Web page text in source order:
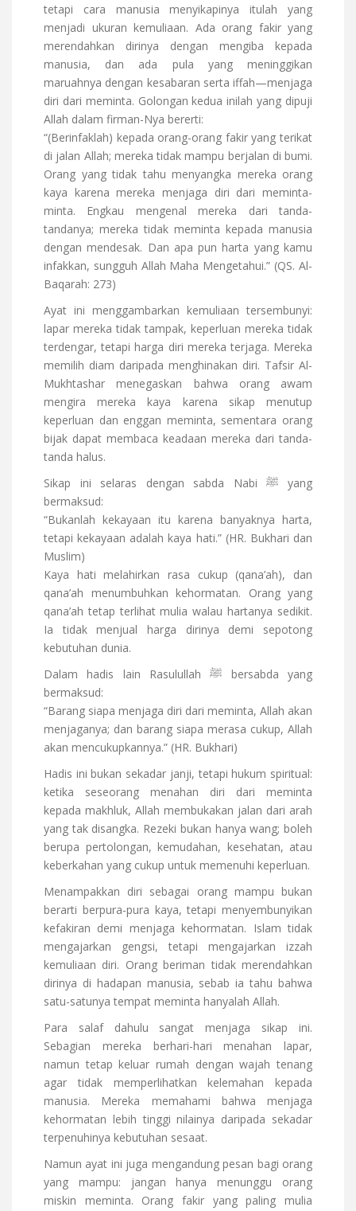
tetapi cara manusia menyikapinya itulah yang
menjadi ukuran kemuliaan. Ada orang fakir yang
merendahkan dirinya dengan mengiba kepada
manusia, dan ada pula yang meninggikan
maruahnya dengan kesabaran serta iffah—menjaga
diri dari meminta. Golongan kedua inilah yang dipuji
Allah dalam firman-Nya bererti:
“(Berinfaklah) kepada orang-orang fakir yang terikat
di jalan Allah; mereka tidak mampu berjalan di bumi.
Orang yang tidak tahu menyangka mereka orang
kaya karena mereka menjaga diri dari meminta-
minta. Engkau mengenal mereka dari tanda-
tandanya; mereka tidak meminta kepada manusia
dengan mendesak. Dan apa pun harta yang kamu
infakkan, sungguh Allah Maha Mengetahui.” (QS. Al-
Baqarah: 273)
Ayat ini menggambarkan kemuliaan tersembunyi:
lapar mereka tidak tampak, keperluan mereka tidak
terdengar, tetapi harga diri mereka terjaga. Mereka
memilih diam daripada menghinakan diri. Tafsir Al-
Mukhtashar menegaskan bahwa orang awam
mengira mereka kaya karena sikap menutup
keperluan dan enggan meminta, sementara orang
bijak dapat membaca keadaan mereka dari tanda-
tanda halus.
Sikap ini selaras dengan sabda Nabi ﷺ yang
bermaksud:
“Bukanlah kekayaan itu karena banyaknya harta,
tetapi kekayaan adalah kaya hati.” (HR. Bukhari dan
Muslim)
Kaya hati melahirkan rasa cukup (qana’ah), dan
qana’ah menumbuhkan kehormatan. Orang yang
qana’ah tetap terlihat mulia walau hartanya sedikit.
Ia tidak menjual harga dirinya demi sepotong
kebutuhan dunia.
Dalam hadis lain Rasulullah ﷺ bersabda yang
bermaksud:
“Barang siapa menjaga diri dari meminta, Allah akan
menjaganya; dan barang siapa merasa cukup, Allah
akan mencukupkannya.” (HR. Bukhari)
Hadis ini bukan sekadar janji, tetapi hukum spiritual:
ketika seseorang menahan diri dari meminta
kepada makhluk, Allah membukakan jalan dari arah
yang tak disangka. Rezeki bukan hanya wang; boleh
berupa pertolongan, kemudahan, kesehatan, atau
keberkahan yang cukup untuk memenuhi keperluan.
Menampakkan diri sebagai orang mampu bukan
berarti berpura-pura kaya, tetapi menyembunyikan
kefakiran demi menjaga kehormatan. Islam tidak
mengajarkan gengsi, tetapi mengajarkan izzah
kemuliaan diri. Orang beriman tidak merendahkan
dirinya di hadapan manusia, sebab ia tahu bahwa
satu-satunya tempat meminta hanyalah Allah.
Para salaf dahulu sangat menjaga sikap ini.
Sebagian mereka berhari-hari menahan lapar,
namun tetap keluar rumah dengan wajah tenang
agar tidak memperlihatkan kelemahan kepada
manusia. Mereka memahami bahwa menjaga
kehormatan lebih tinggi nilainya daripada sekadar
terpenuhinya kebutuhan sesaat.
Namun ayat ini juga mengandung pesan bagi orang
yang mampu: jangan hanya menunggu orang
miskin meminta. Orang fakir yang paling mulia